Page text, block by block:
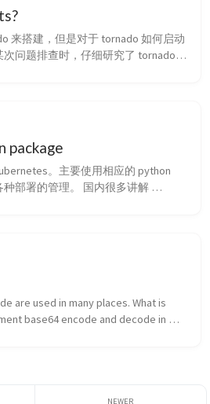
来搭建，但是对于 tornado 如何启动
问题排查时，仔细研究了 tornado
package
。主要使用相应的 python
部署的管理。 国内很多讲解
are used in many places. What is
base64 encode and decode in